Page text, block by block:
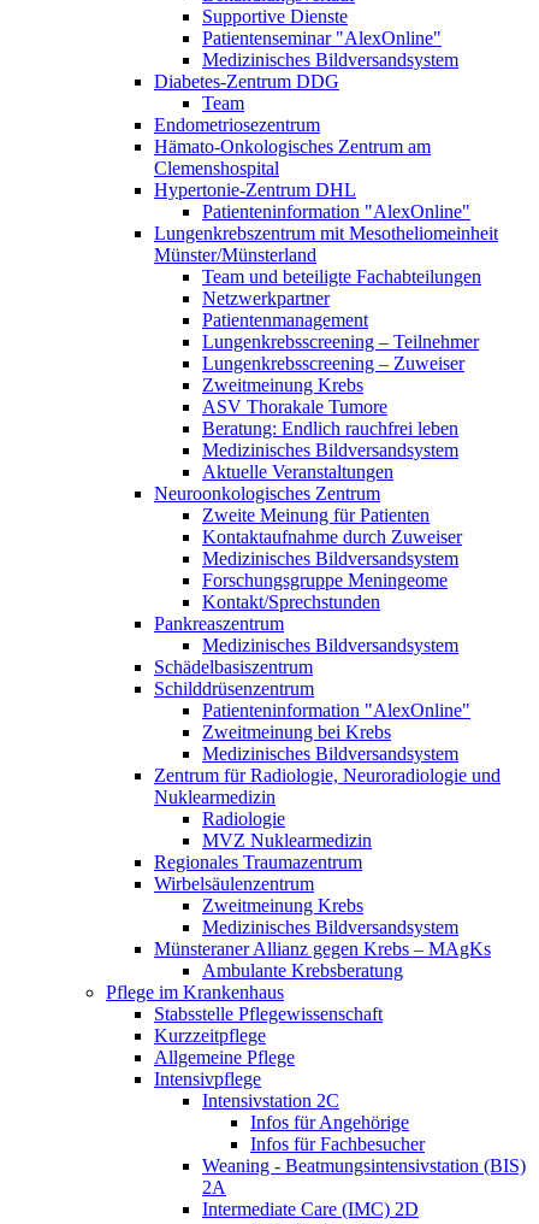
Supportive Dienste
Patientenseminar "AlexOnline"
Medizinisches Bildversandsystem
Diabetes-Zentrum DDG
Team
Endometriosezentrum
Hämato-Onkologisches Zentrum am
Clemenshospital
Hypertonie-Zentrum DHL
Patienteninformation "AlexOnline"
Lungenkrebszentrum mit Mesotheliomeinheit
Münster/Münsterland
Team und beteiligte Fachabteilungen
Netzwerkpartner
Patientenmanagement
Lungenkrebsscreening – Teilnehmer
Lungenkrebsscreening – Zuweiser
Zweitmeinung Krebs
ASV Thorakale Tumore
Beratung: Endlich rauchfrei leben
Medizinisches Bildversandsystem
Aktuelle Veranstaltungen
Neuroonkologisches Zentrum
Zweite Meinung für Patienten
Kontaktaufnahme durch Zuweiser
Medizinisches Bildversandsystem
Forschungsgruppe Meningeome
Kontakt/Sprechstunden
Pankreaszentrum
Medizinisches Bildversandsystem
Schädelbasiszentrum
Schilddrüsenzentrum
Patienteninformation "AlexOnline"
Zweitmeinung bei Krebs
Medizinisches Bildversandsystem
Zentrum für Radiologie, Neuroradiologie und
Nuklearmedizin
Radiologie
MVZ Nuklearmedizin
Regionales Traumazentrum
Wirbelsäulenzentrum
Zweitmeinung Krebs
Medizinisches Bildversandsystem
Münsteraner Allianz gegen Krebs – MAgKs
Ambulante Krebsberatung
Pflege im Krankenhaus
Stabsstelle Pflegewissenschaft
Kurzzeitpflege
Allgemeine Pflege
Intensivpflege
Intensivstation 2C
Infos für Angehörige
Infos für Fachbesucher
Weaning - Beatmungsintensivstation (BIS)
2A
Intermediate Care (IMC) 2D